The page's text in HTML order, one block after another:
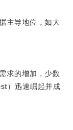
主导地位，如大
求的增加，少数
）迅速崛起并成